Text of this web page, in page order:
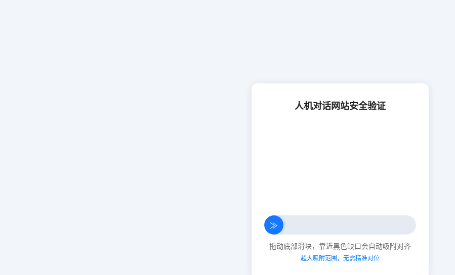
人机对话网站安全验证
≫
拖动底部滑块，靠近黑色缺口会自动吸附对齐
超大吸附范围，无需精准对位